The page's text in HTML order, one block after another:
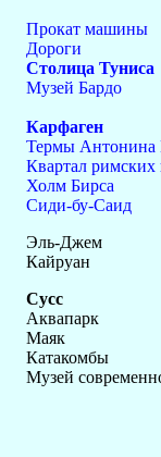
Прокат машины
Дороги
Столица Туниса
Музей Бардо
Карфаген
Термы Антонина
Квартал римских
Холм Бирса
Сиди-бу-Саид
Эль-Джем
Кайруан
Сусс
Аквапарк
Маяк
Катакомбы
Музей